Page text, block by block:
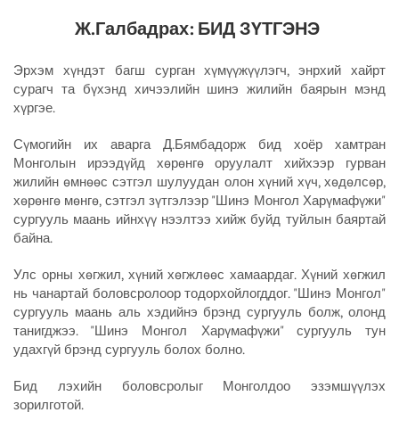
Ж.Галбадрах: БИД ЗҮТГЭНЭ
Эрхэм хүндэт багш сурган хүмүүжүүлэгч, энрхий хайрт
сурагч та бүхэнд хичээлийн шинэ жилийн баярын мэнд
хүргэе.
Сүмогийн их аварга Д.Бямбадорж бид хоёр хамтран
Монголын ирээдүйд хөрөнгө оруулалт хийхээр гурван
жилийн өмнөөс сэтгэл шулуудан олон хүний хүч, хөдөлсөр,
хөрөнгө мөнгө, сэтгэл зүтгэлээр "Шинэ Монгол Харүмафүжи"
сургууль маань ийнхүү нээлтээ хийж буйд туйлын баяртай
байна.
Улс орны хөгжил, хүний хөгжлөөс хамаардаг. Хүний хөгжил
нь чанартай боловсролоор тодорхойлогддог. "Шинэ Монгол"
сургууль маань аль хэдийнэ брэнд сургууль болж, олонд
танигджээ. "Шинэ Монгол Харүмафүжи" сургууль тун
удахгүй брэнд сургууль болох болно.
Бид лэхийн боловсролыг Монголдоо эзэмшүүлэх
зорилготой.